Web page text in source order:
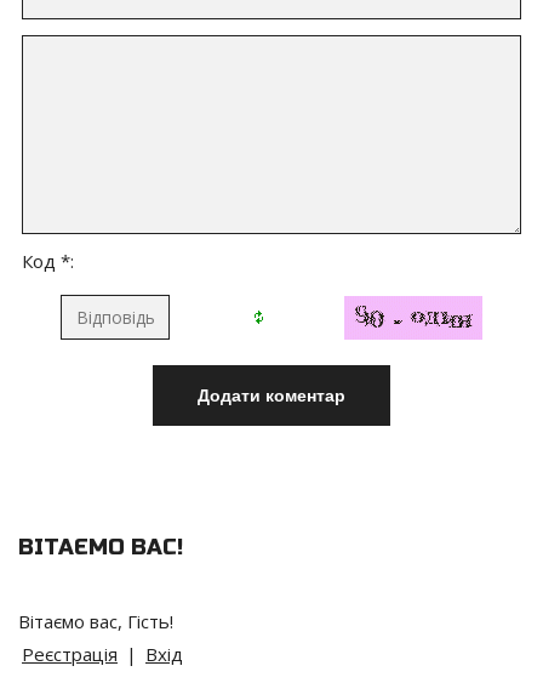
Код *:
ВІТАЄМО ВАС!
Вітаємо вас, Гість!
Реєстрація | Вхід